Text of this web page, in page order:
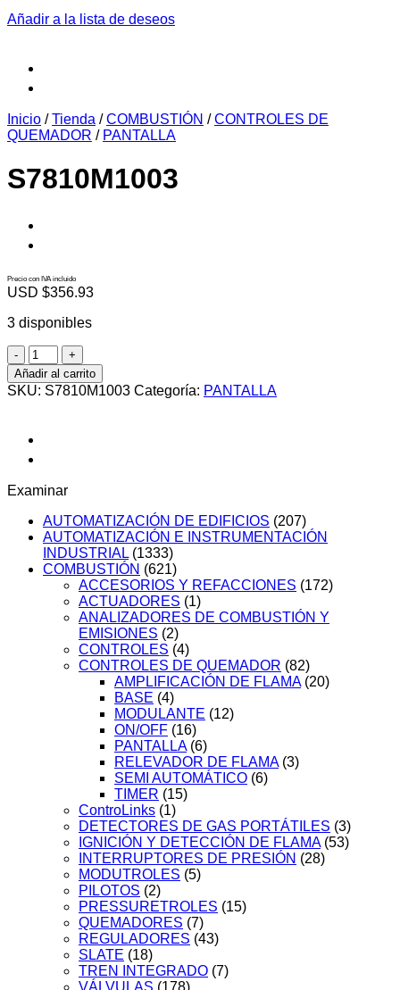
Añadir a la lista de deseos
Inicio / Tienda / COMBUSTIÓN / CONTROLES DE
QUEMADOR / PANTALLA
S7810M1003
Precio con IVA incluido
USD $356.93
3 disponibles
S7810M1003
cantidad
Añadir al carrito
SKU: S7810M1003 Categoría: PANTALLA
Examinar
AUTOMATIZACIÓN DE EDIFICIOS (207)
AUTOMATIZACIÓN E INSTRUMENTACIÓN
INDUSTRIAL (1333)
COMBUSTIÓN (621)
ACCESORIOS Y REFACCIONES (172)
ACTUADORES (1)
ANALIZADORES DE COMBUSTIÓN Y
EMISIONES (2)
CONTROLES (4)
CONTROLES DE QUEMADOR (82)
AMPLIFICACIÓN DE FLAMA (20)
BASE (4)
MODULANTE (12)
ON/OFF (16)
PANTALLA (6)
RELEVADOR DE FLAMA (3)
SEMI AUTOMÁTICO (6)
TIMER (15)
ControLinks (1)
DETECTORES DE GAS PORTÁTILES (3)
IGNICIÓN Y DETECCIÓN DE FLAMA (53)
INTERRUPTORES DE PRESIÓN (28)
MODUTROLES (5)
PILOTOS (2)
PRESSURETROLES (15)
QUEMADORES (7)
REGULADORES (43)
SLATE (18)
TREN INTEGRADO (7)
VÁLVULAS (178)